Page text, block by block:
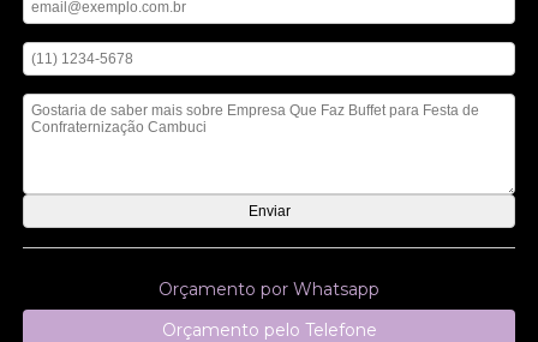
Orçamento por Whatsapp
Orçamento pelo Telefone